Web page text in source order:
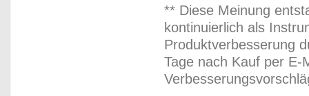
** Diese Meinung
kontinuierlich als
Produktverbesserung
Tage nach Kauf per E-